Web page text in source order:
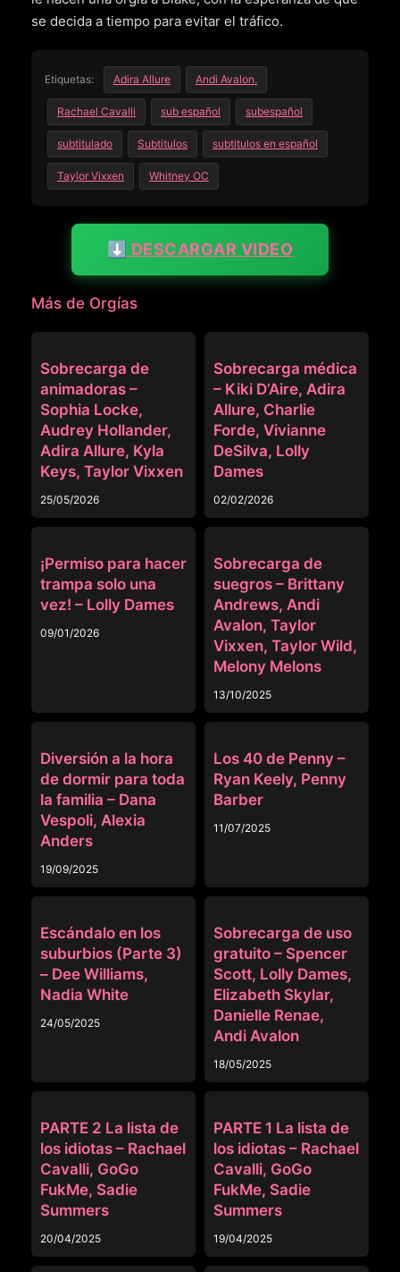
se decida a tiempo para evitar el tráfico.
Etiquetas: Adira Allure Andi Avalon.
Rachael Cavalli sub español subespañol
subtitulado Subtitulos subtitulos en español
Taylor Vixxen Whitney OC
⬇️ DESCARGAR VIDEO
Más de Orgías
Sobrecarga de
animadoras –
Sophia Locke,
Audrey Hollander,
Adira Allure, Kyla
Keys, Taylor Vixxen
25/05/2026
Sobrecarga médica
– Kiki D’Aire, Adira
Allure, Charlie
Forde, Vivianne
DeSilva, Lolly
Dames
02/02/2026
¡Permiso para hacer
trampa solo una
vez! – Lolly Dames
09/01/2026
Sobrecarga de
suegros – Brittany
Andrews, Andi
Avalon, Taylor
Vixxen, Taylor Wild,
Melony Melons
13/10/2025
Diversión a la hora
de dormir para toda
la familia – Dana
Vespoli, Alexia
Anders
19/09/2025
Los 40 de Penny –
Ryan Keely, Penny
Barber
11/07/2025
Escándalo en los
suburbios (Parte 3)
– Dee Williams,
Nadia White
24/05/2025
Sobrecarga de uso
gratuito – Spencer
Scott, Lolly Dames,
Elizabeth Skylar,
Danielle Renae,
Andi Avalon
18/05/2025
PARTE 2 La lista de
los idiotas – Rachael
Cavalli, GoGo
FukMe, Sadie
Summers
20/04/2025
PARTE 1 La lista de
los idiotas – Rachael
Cavalli, GoGo
FukMe, Sadie
Summers
19/04/2025